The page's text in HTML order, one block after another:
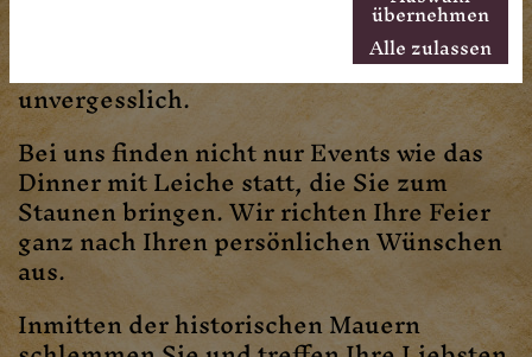
Ort. Egal, ob Geburtstagsfete oder
Hochzeitsfeier - der Abend wird
unvergesslich.
Bei uns finden nicht nur Events wie das
Dinner mit Leiche statt, die Sie zum
Staunen bringen. Wir richten Ihre Feier
ganz nach Ihren persönlichen Wünschen
aus.
Inmitten der historischen Mauern
übernehmen
Alle zulassen